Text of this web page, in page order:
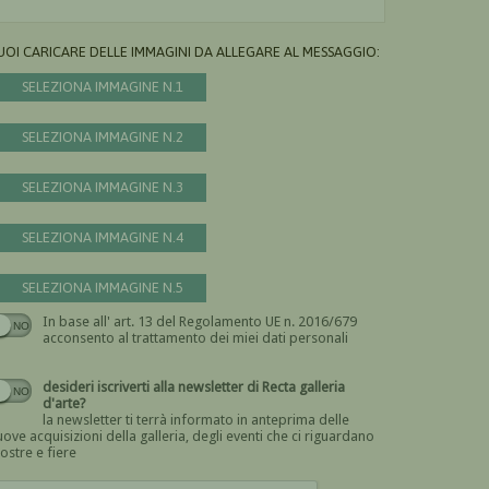
CARICARE DELLE IMMAGINI DA ALLEGARE AL MESSAGGIO:
SELEZIONA IMMAGINE N.1
SELEZIONA IMMAGINE N.2
SELEZIONA IMMAGINE N.3
SELEZIONA IMMAGINE N.4
SELEZIONA IMMAGINE N.5
In base all' art. 13 del Regolamento UE n. 2016/679
acconsento al trattamento dei miei dati personali
Devi dare il consenso
desideri iscriverti alla newsletter di Recta galleria
d'arte?
la newsletter ti terrà informato in anteprima delle
acquisizioni della galleria, degli eventi che ci riguardano
e fiere